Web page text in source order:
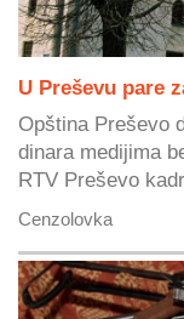
U Preševu pare
Opština Preševo
dinara medijima
RTV Preševo
Cenzolovka